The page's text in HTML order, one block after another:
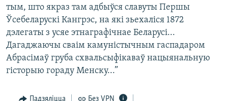
тым, што якраз там адбыўся славуты Першы
Ўсебеларускі Кангрэс, на які зьехаліся 1872
дэлегаты з усяе этнаграфічнае Беларусі...
Дагаджаючы сваім камуністычным гаспадаром
Абрасімаў груба схвальсыфікаваў нацыянальную
гісторыю гораду Менску...”
Падзяліцца Без VPN